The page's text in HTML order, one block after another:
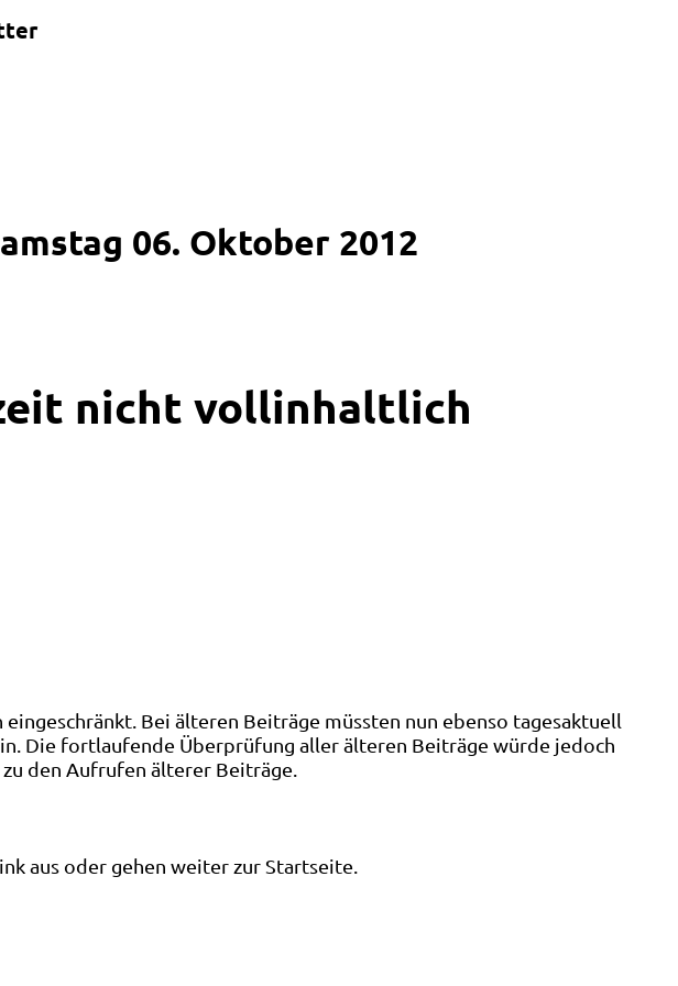
06. Oktober 2012
nicht vollinhaltlich
Bei älteren Beiträge müssten nun ebenso tagesaktuell
Die fortlaufende Überprüfung aller älteren Beiträge würde jedoch
den Aufrufen älterer Beiträge.
aus oder gehen weiter zur Startseite.